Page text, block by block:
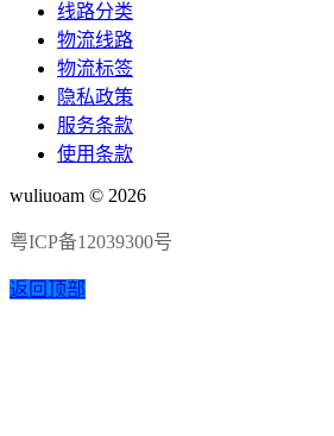
线路分类
物流线路
物流标签
隐私政策
服务条款
使用条款
wuliuoam © 2026
粤ICP备12039300号
返回顶部